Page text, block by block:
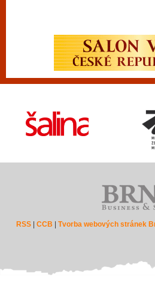
RSS |CCB |Tvorba webových stránek